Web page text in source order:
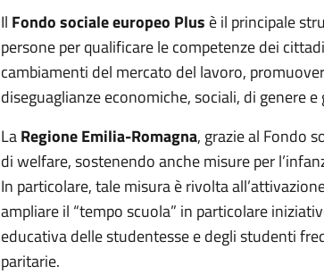
Il Fondo sociale europeo Plus è il principale
persone per qualificare le competenze dei
cambiamenti del mercato del lavoro,
diseguaglianze economiche, sociali, di genere e
LaRegione Emilia-Romagna, grazie al Fondo
di welfare, sostenendo anche misure per
In particolare, tale misura è rivolta
ampliare il “tempo scuola” in particolare
educativa delle studentesse e degli studenti
paritarie.